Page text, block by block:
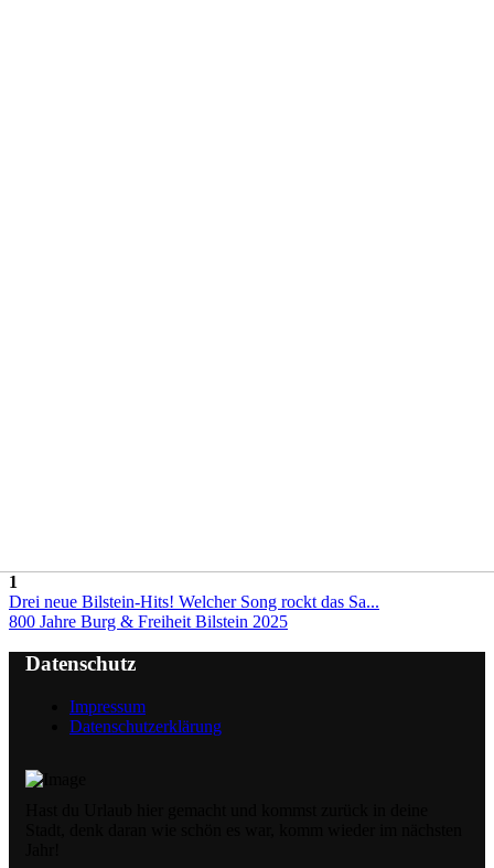
1
Drei neue Bilstein-Hits! Welcher Song rockt das Sa...
800 Jahre Burg & Freiheit Bilstein 2025
Datenschutz
Impressum
Datenschutzerklärung